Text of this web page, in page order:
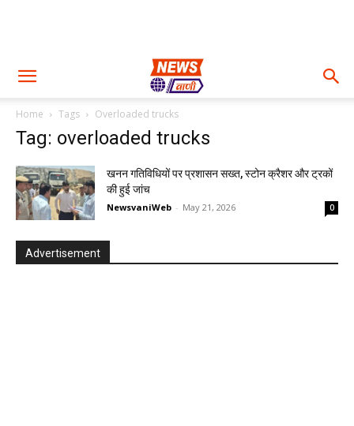
Home Tags Overloaded trucks
Tag: overloaded trucks
खनन गतिविधियों पर प्रशासन सख्त, स्टोन क्रैशर और ट्रकों
की हुई जांच
NewsvaniWeb - May 21, 2026 0
Advertisement